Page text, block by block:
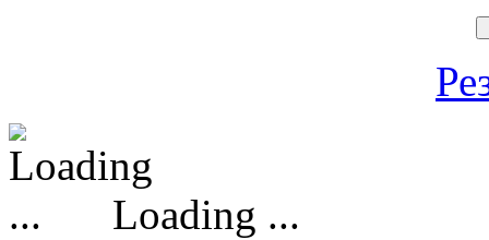
Loading ...